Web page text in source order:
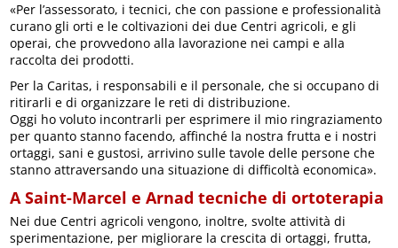
«Per l’assessorato, i tecnici, che con passione e professionalità
curano gli orti e le coltivazioni dei due Centri agricoli, e gli
operai, che provvedono alla lavorazione nei campi e alla
raccolta dei prodotti.
Per la Caritas, i responsabili e il personale, che si occupano di
ritirarli e di organizzare le reti di distribuzione.
Oggi ho voluto incontrarli per esprimere il mio ringraziamento
per quanto stanno facendo, affinché la nostra frutta e i nostri
ortaggi, sani e gustosi, arrivino sulle tavole delle persone che
stanno attraversando una situazione di difficoltà economica».
A Saint-Marcel e Arnad tecniche di ortoterapia
Nei due Centri agricoli vengono, inoltre, svolte attività di
sperimentazione, per migliorare la crescita di ortaggi, frutta,